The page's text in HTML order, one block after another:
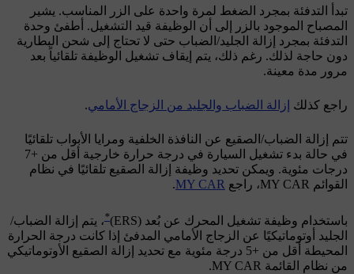
تبدأ التدفئة بمجرد الضغط لمرة واحدة على الزر المناسب. يشير
المصباح الموجود بالزر إلى أن الوظيفة قيد التشغيل. أطفئ وحدة
التدفئة بمجرد إزالة الجليد/الضباب حتى لا تحتاج إلى شحن البطارية
دون حاجة لذلك. رغم ذلك، يتم إيقاف تشغيل الوظيفة تلقائياً بعد
مرور مدة معينة.
راجع كذلك إزالة الضباب والجليد من الزجاج الأمامي.
تتم إزالة الضباب/الصقيع عن النافذة الخلفية ومرايا الأبواب تلقائيًا
في حالة بدء تشغيل السيارة في درجة حرارة خارجية أقل من
+7
درجات مئوية. ويمكن تحديد وظيفة إزالة الصقيع تلقائيًا في نظام
القوائم MY CAR، راجع MY CAR
.
باستخدام وظيفة تشغيل المحرك عن بُعد (ERS) *، يتم إزالة الضباب/
الجليد أوتوماتيكيًا عن الزجاج الأمامي المدفئ إذا كانت درجة الحرارة
المحيطة أقل من +5 درجة مئوية
مع تحديد إزالة الصقيع الأوتوماتيكي
من نظام القائمة MY CAR
.